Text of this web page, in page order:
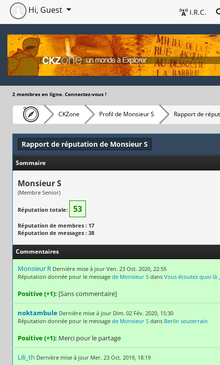
I.R.C.
Hi, Guest
2 membres en ligne. Connectez-vous !
CKZone Profil de Monsieur S Rapport de
Rapport de réputation de Monsieur S
Sommaire
Monsieur S
(Membre Senior)
Réputation totale: 53
Réputation de membres : 17
Réputation de messages : 38
Commentaires
Monsieur R Dernière mise à jour Ven. 23 Oct. 2020, 22:55
Réputation donnée pour le message de Monsieur S dans Vous écoutez quoi là
Positive (+1): [Sans commentaire]
noktambule Dernière mise à jour Dim. 02 Fév. 2020, 15:30
Réputation donnée pour le message de Monsieur S dans Berlin souterrain
Positive (+1): Merci pour le partage
Lili_th Dernière mise à jour Mer. 23 Oct. 2019, 18:19